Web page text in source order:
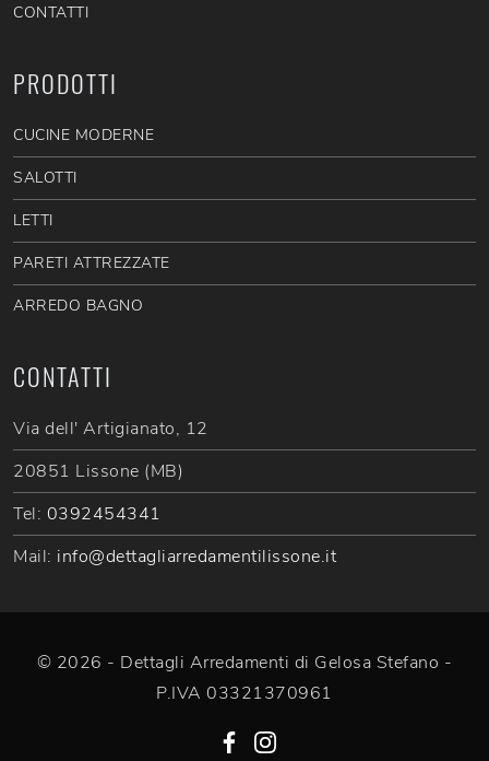
CONTATTI
PRODOTTI
CUCINE MODERNE
SALOTTI
LETTI
PARETI ATTREZZATE
ARREDO BAGNO
CONTATTI
Via dell' Artigianato, 12
20851 Lissone (MB)
Tel: 0392454341
Mail: info@dettagliarredamentilissone.it
© 2026 - Dettagli Arredamenti di Gelosa Stefano -
P.IVA 03321370961